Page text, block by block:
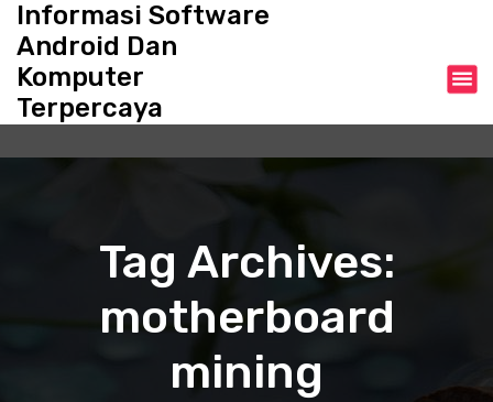
c
Informasi Software
Android Dan
Komputer
Terpercaya
Tag Archives:
motherboard
mining